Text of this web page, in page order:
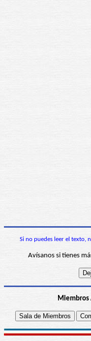
Si no puedes leer el texto,
Avísanos si tienes
Miembros